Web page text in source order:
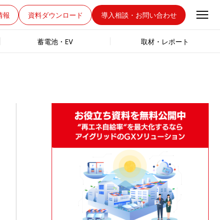
報 資料ダウンロード 導入相談・お問い合わせ
蓄電池・EV 取材・レポート